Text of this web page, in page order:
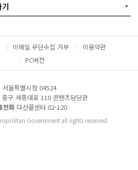
e
서
다
운
드
이메일 무단수집 거부
이용약관
PC버전
서울특별시청 04524
중구 세종대로 110 콘텐츠담당관
전화 다산콜센터 02-120
Government all rights reserved.